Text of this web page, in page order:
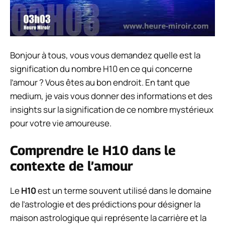
Bonjour à tous, vous vous demandez quelle est la
signification du nombre H10 en ce qui concerne
l’amour ? Vous êtes au bon endroit. En tant que
medium, je vais vous donner des informations et des
insights sur la signification de ce nombre mystérieux
pour votre vie amoureuse.
Comprendre le H10 dans le
contexte de l’amour
LeH10est un terme souvent utilisé dans le domaine
de l’astrologie et des prédictions pour désigner la
maison astrologique qui représente la carrière et la